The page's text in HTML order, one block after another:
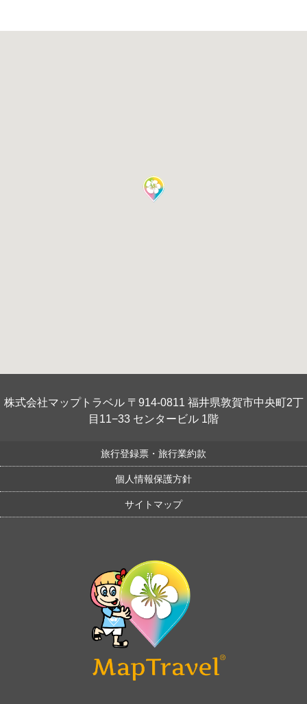
株式会社マップトラベル 〒914-0811 福井県敦賀市中央町2丁
目11−33 センタービル 1階
旅行登録票・旅行業約款
個人情報保護方針
サイトマップ